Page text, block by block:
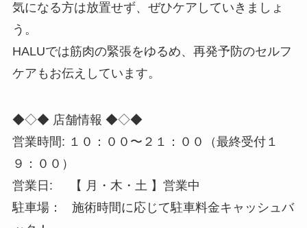
気になる方は放置せず、ぜひケアしていきましょ
う。
HALUでは筋肉の緊張をゆるめ、再発予防のセルフ
ケアもお伝えしています。
◆◇◆ 店舗情報 ◆◇◆
営業時間: １０：００〜２１：００（最終受付１
９：００）
営業日: 【 月・木・土 】営業中
駐車場： 施術時間に応じて駐車料金キャッシュバ